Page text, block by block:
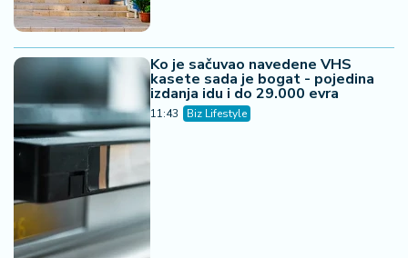
Ko je sačuvao navedene VHS
kasete sada je bogat - pojedina
izdanja idu i do 29.000 evra
11:43 Biz Lifestyle